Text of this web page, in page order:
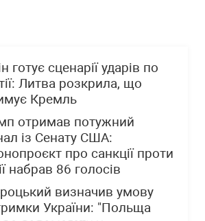
готує сценарії ударів по
Литва розкрила, що
Кремль
отримав потужний
із Сенату США:
про санкції проти
набрав 86 голосів
визначив умову
України: "Польща